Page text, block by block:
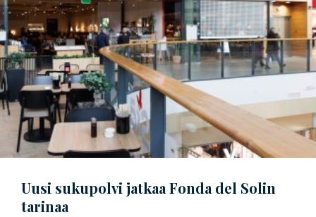
Uusi sukupolvi jatkaa Fonda del Solin
tarinaa